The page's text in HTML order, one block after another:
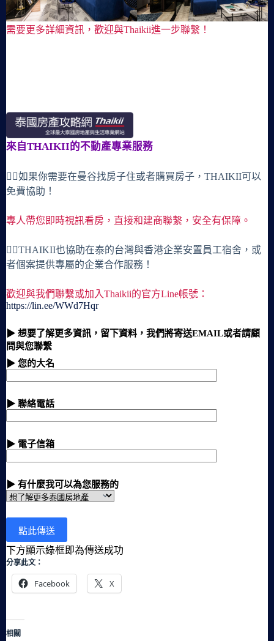
需要更多詳細資訊，歡迎與Thaikii進一步聯繫！
來自THAIKII的不動產專業服務
🙋‍♀️如果你需要在曼谷找房子住或者購買房子，THAIKII可以
免費協助！
專人帶您即時視訊看房，直接和建商聯繫，安全有保障。
🙋‍♀️THAIKII也協助在泰的台灣與香港企業安置員工宿舍，或
者個案提供專屬的企業合作服務！
歡迎與我們聯繫或加入Thaikii的官方Line帳號：
https://lin.ee/WWd7Hqr
▶ 想要了解更多資訊，留下資料，我們將寄送EMAIL或者請顧
問與您聯繫
▶ 您的大名
▶ 聯絡電話
▶ 電子信箱
▶ 有什麼我可以為您服務的
下方顯示綠框即為傳送成功
分享此文：
Facebook X
相關